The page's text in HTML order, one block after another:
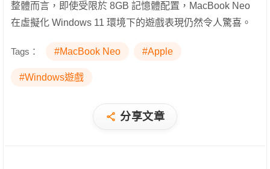
整體而言，即使受限於 8GB 記憶體配置，MacBook Neo
在虛擬化 Windows 11 環境下的遊戲表現仍然令人驚喜。
Tags： #MacBook Neo #Apple
#Windows遊戲
分享文章